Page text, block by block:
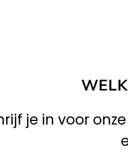
streetwear clean avec
les sessions.
je in voor